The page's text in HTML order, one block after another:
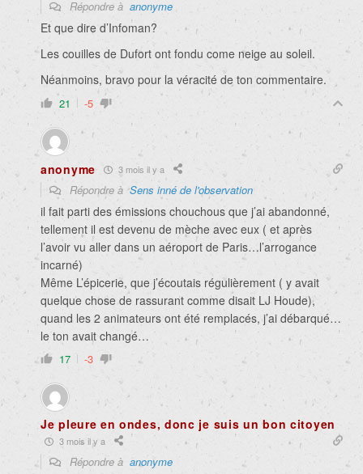
Répondre à anonyme
Et que dire d’Infoman?
Les couilles de Dufort ont fondu come neige au soleil.
Néanmoins, bravo pour la véracité de ton commentaire.
21 -5
anonyme 3 mois il y a
Répondre àSens inné de l'observation
il fait parti des émissions chouchous que j’ai abandonné,
tellement il est devenu de mèche avec eux ( et après
l’avoir vu aller dans un aéroport de Paris…l’arrogance
incarné)
Même L’épicerie, que j’écoutais régulièrement ( y avait
quelque chose de rassurant comme disait LJ Houde),
quand les 2 animateurs ont été remplacés, j’ai débarqué…
le ton avait changé…
17 -3
Je pleure en ondes, donc je suis un bon citoyen
3 mois il y a
Répondre à anonyme